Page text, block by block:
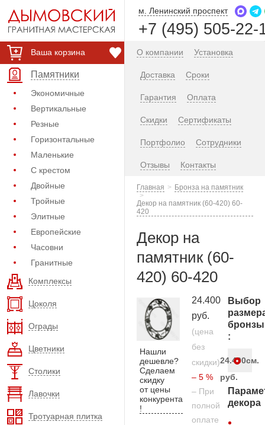
Ваша корзина
Памятники
Экономичные
Вертикальные
Резные
Горизонтальные
Маленькие
С крестом
Двойные
Тройные
Элитные
Европейские
Часовни
Гранитные
Комплексы
Цоколя
Ограды
Цветники
Столики
Лавочки
Тротуарная плитка
м. Ленинский проспект
+7 (495) 505-22-
О компании Установка
Доставка Сроки
Гарантия Оплата
Скидки Сертификаты
Портфолио Сотрудники
Отзывы Контакты
Главная
Бронза на памятник
Декор на памятник (60-420) 60-
420
Декор на
памятник (60-
420) 60-420
Нашли
дешевле?
Сделаем
скидку
от цены
конкурента
!
24.400
руб.
(цена
без
скидки)
– 5 %
– При
полной
оплате
Выбор
бронзы
:
24.400
руб.
см.
декора